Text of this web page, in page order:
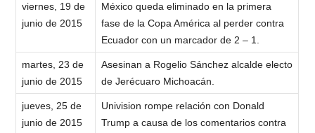
viernes, 19 de
junio de 2015
México queda eliminado en la primera
fase de la Copa América al perder contra
Ecuador con un marcador de 2 – 1.
martes, 23 de
junio de 2015
Asesinan a Rogelio Sánchez alcalde electo
de Jerécuaro Michoacán.
jueves, 25 de
junio de 2015
Univision rompe relación con Donald
Trump a causa de los comentarios contra